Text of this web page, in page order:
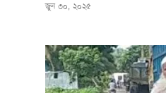
জুন ৩০, ২০২৫